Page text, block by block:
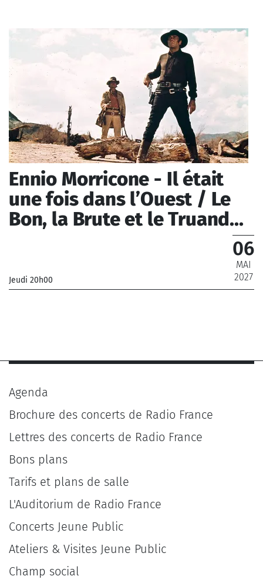
_ De 12 € à 79 €
Ennio Morricone - Il était
une fois dans l’Ouest / Le
Bon, la Brute et le Truand...
Jeudi 20h00
06
MAI
2027
Agenda
Brochure des concerts de Radio France
Lettres des concerts de Radio France
Bons plans
Tarifs et plans de salle
L'Auditorium de Radio France
Concerts Jeune Public
Ateliers & Visites Jeune Public
Champ social